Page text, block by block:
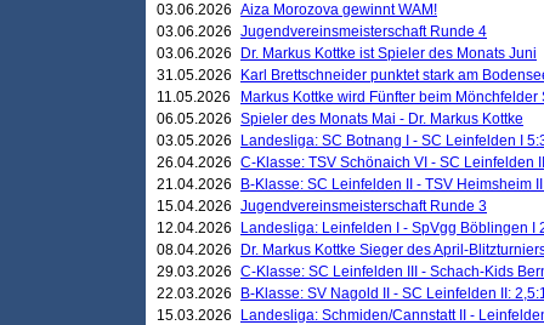
03.06.2026 Aiza Morozova gewinnt WAM!
03.06.2026 Jugendvereinsmeisterschaft Runde 4
03.06.2026
Dr. Markus Kottke ist Spieler des Monats Juni
31.05.2026
Karl Brettschneider punktet stark am
11.05.2026
Markus Kottke wird Fünfter beim
06.05.2026 Spieler des Monats Mai - Dr. Markus Kottke
03.05.2026
Landesliga: SC Botnang I - SC Leinfelden I
26.04.2026 C-Klasse: TSV Schönaich VI - SC Leinfelden
21.04.2026
B-Klasse: SC Leinfelden II - TSV Heimsheim
15.04.2026 Jugendvereinsmeisterschaft Runde 3
12.04.2026
Landesliga: Leinfelden I - SpVgg Böblingen I
08.04.2026
Dr. Markus Kottke Sieger des April-
29.03.2026 C-Klasse: SC Leinfelden III - Schach-Kids
22.03.2026
B-Klasse: SV Nagold II - SC Leinfelden II:
15.03.2026
Landesliga: Schmiden/Cannstatt II -